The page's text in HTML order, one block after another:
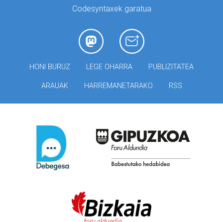
Codesyntaxek garatua
HONI BURUZ LEGE OHARRA PUBLIZITATEA
ARAUAK HARREMANETARAKO RSS